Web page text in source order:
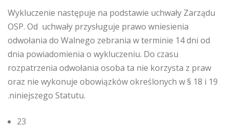
Wykluczenie następuje na podstawie uchwały Zarządu
OSP. Od uchwały przysługuje prawo wniesienia
odwołania do Walnego zebrania w terminie 14 dni od
dnia powiadomienia o wykluczeniu. Do czasu
rozpatrzenia odwołania osoba ta nie korzysta z praw
oraz nie wykonuje obowiązków określonych w § 18 i 19
.niniejszego Statutu.
23